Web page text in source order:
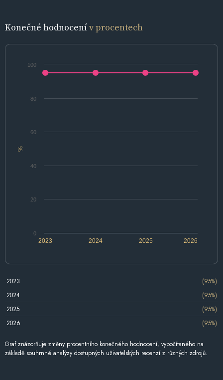
Konečné hodnocenív procentech
%
2024 2026
2023 2025
0
20
40
60
80
100
2023
(95%)
2024
(95%)
2025
(95%)
2026
(95%)
Graf znázorňuje změny procentního konečného hodnocení, vypočítaného na
základě souhrnné analýzy dostupných uživatelských recenzí z různých zdrojů.